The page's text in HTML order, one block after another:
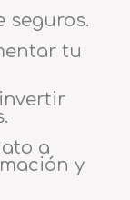
seguros.
tu
a
y